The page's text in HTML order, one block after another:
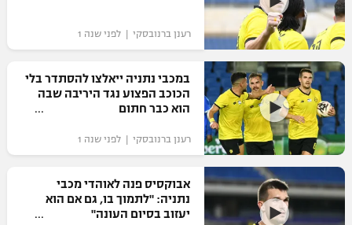
רענן ברנובסקי | לפני שנה 1
במכבי נתניה ייאלצו להסתדר בלי
הכוכב הפצוע נגד היריבה שבה
הוא כבר חתום
רענן ברנובסקי | לפני שנה 1
אבוקסיס פנה לאוהדי מכבי
נתניה: "לתמוך בו, גם אם הוא
יעזוב בסיום העונה"